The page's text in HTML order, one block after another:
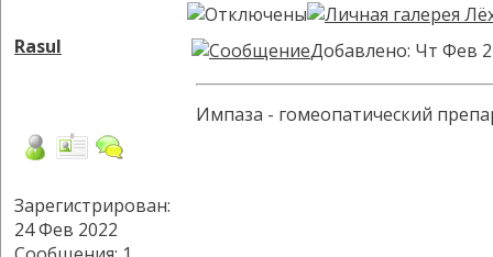
Rasul
Зарегистрирован:
24 Фев 2022
Добавлено: Чт Фев
Импаза - гомеопатический